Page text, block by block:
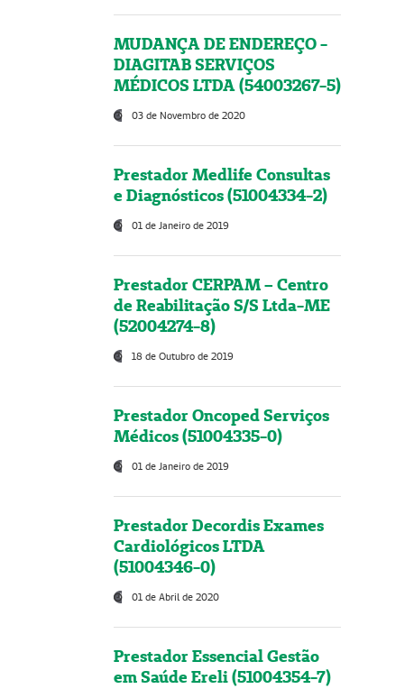
MUDANÇA DE ENDEREÇO -
DIAGITAB SERVIÇOS
MÉDICOS LTDA (54003267-5)
03 de Novembro de 2020
Prestador Medlife Consultas
e Diagnósticos (51004334-2)
01 de Janeiro de 2019
Prestador CERPAM – Centro
de Reabilitação S/S Ltda-ME
(52004274-8)
18 de Outubro de 2019
Prestador Oncoped Serviços
Médicos (51004335-0)
01 de Janeiro de 2019
Prestador Decordis Exames
Cardiológicos LTDA
(51004346-0)
01 de Abril de 2020
Prestador Essencial Gestão
em Saúde Ereli (51004354-7)